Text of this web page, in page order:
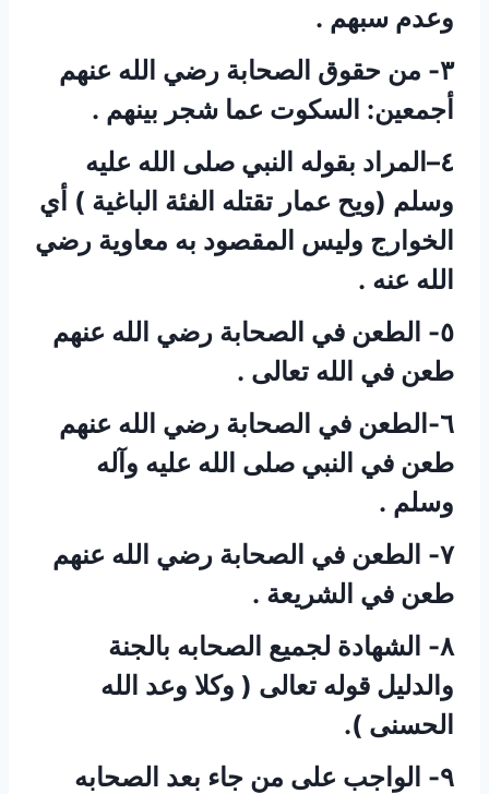
وعدم سبهم .
٣- من حقوق الصحابة رضي الله عنهم
أجمعين: السكوت عما شجر بينهم .
٤–المراد بقوله النبي صلى الله عليه
وسلم (ويح عمار تقتله الفئة الباغية ) أي
الخوارج وليس المقصود به معاوية رضي
الله عنه .
٥- الطعن في الصحابة رضي الله عنهم
طعن في الله تعالى .
٦-الطعن في الصحابة رضي الله عنهم
طعن في النبي صلى الله عليه وآله
وسلم .
٧- الطعن في الصحابة رضي الله عنهم
طعن في الشريعة .
٨- الشهادة لجميع الصحابه بالجنة
والدليل قوله تعالى ( وكلا وعد الله
الحسنى ).
٩- الواجب على من جاء بعد الصحابه